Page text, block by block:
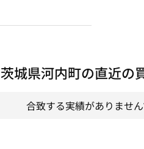
茨城県河内町の直近の
合致する実績がありません